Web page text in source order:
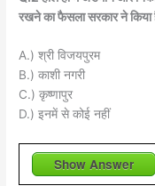
रखने का फैसला सरकार ने किया
A.) श्री विजयपुरम
B.) काशी नगरी
C.) कृष्णापुर
D.) इनमें से कोई नहीं
Show Answer